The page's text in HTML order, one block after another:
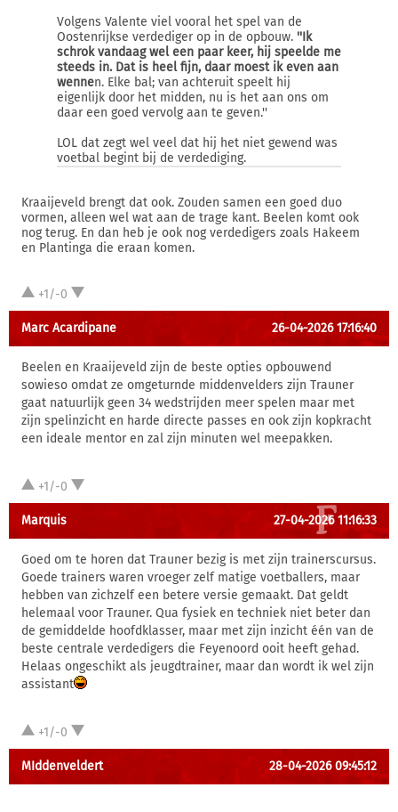
Volgens Valente viel vooral het spel van de
Oostenrijkse verdediger op in de opbouw. ''Ik
schrok vandaag wel een paar keer, hij speelde me
steeds in. Dat is heel fijn, daar moest ik even aan
wennen. Elke bal; van achteruit speelt hij
eigenlijk door het midden, nu is het aan ons om
daar een goed vervolg aan te geven.''
LOL dat zegt wel veel dat hij het niet gewend was
voetbal begint bij de verdediging.
Kraaijeveld brengt dat ook. Zouden samen een goed duo
vormen, alleen wel wat aan de trage kant. Beelen komt ook
nog terug. En dan heb je ook nog verdedigers zoals Hakeem
en Plantinga die eraan komen.
+1/-0
Marc Acardipane 26-04-2026 17:16:40
Beelen en Kraaijeveld zijn de beste opties opbouwend
sowieso omdat ze omgeturnde middenvelders zijn Trauner
gaat natuurlijk geen 34 wedstrijden meer spelen maar met
zijn spelinzicht en harde directe passes en ook zijn kopkracht
een ideale mentor en zal zijn minuten wel meepakken.
+1/-0
Marquis 27-04-2026 11:16:33
Goed om te horen dat Trauner bezig is met zijn trainerscursus.
Goede trainers waren vroeger zelf matige voetballers, maar
hebben van zichzelf een betere versie gemaakt. Dat geldt
helemaal voor Trauner. Qua fysiek en techniek niet beter dan
de gemiddelde hoofdklasser, maar met zijn inzicht één van de
beste centrale verdedigers die Feyenoord ooit heeft gehad.
Helaas ongeschikt als jeugdtrainer, maar dan wordt ik wel zijn
assistant
+1/-0
MIddenveldert 28-04-2026 09:45:12